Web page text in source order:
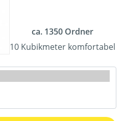
ca. 1350 Ordner
10 Kubikmeter komfortabel